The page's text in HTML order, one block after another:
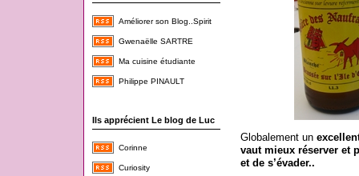
Améliorer son Blog..Spirit
Gwenaëlle SARTRE
Ma cuisine étudiante
Philippe PINAULT
Ils apprécient Le blog de Luc
Corinne
Curiosity
Globalement un
vaut mieux réserver et
et de s’évader..